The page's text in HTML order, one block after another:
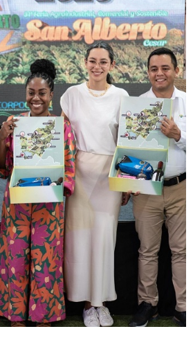
recuerdos y
los padres
los protagonistas
de la celebración del Día del
de Bienestar lideró un
para reconocer y agradecer
de aportar diariamente al
de la organización, desempeñan
más importantes de la vida: